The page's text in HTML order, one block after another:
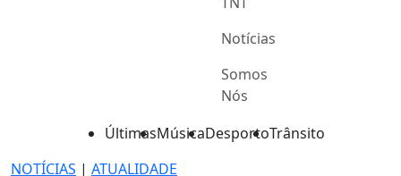
Notícias
Somos
Nós
ÚltimasMúsicaDesportoTrânsito
NOTÍCIAS | ATUALIDADE